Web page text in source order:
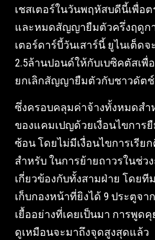
เชสเตอร์ในวันพฤหัสบดีนี้เพื่อต
และหมดสัญญายืมตัวครึ่งฤดูก
เตอร์ดาร์บี้วันเสาร์นี้ ยูไนเต็ด
2.5ล้านปอนด์ให้กับเบซิคตัสเพื่
ยกเลิกสัญญายืมตัวกับชาวดัตช์
ซึ่งครอบคลุมค่าจ้างทั้งหมดสำ
ของแคมเปญด้วยเงื่อนไขการ
ซ้อน โดยไม่มีเงื่อนไขการเรีย
สำหรับ ในการย้ายถาวรในช่ว
เกี่ยวข้องกับทั้งสามฝ่าย โดย
เก็บกองหน้าที่ยิงได้ 9 ประตูจา
เยื้ออย่างที่เคยเป็นมา การพูด
ดูเหมือนจะมาถึงจุดสูงสุดแล้ว